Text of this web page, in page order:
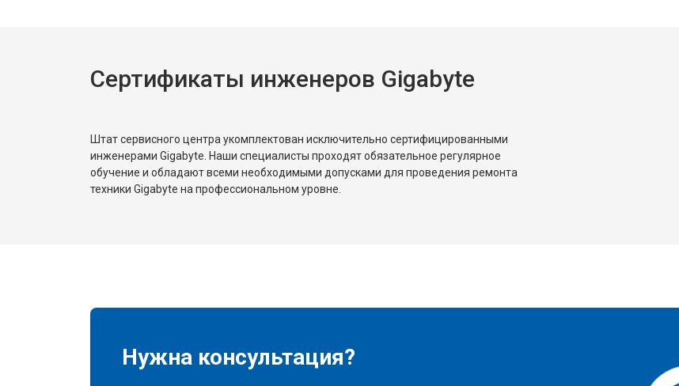
Сертификаты инженеров Gigabyte
Штат сервисного центра укомплектован исключительно сертифицированными
инженерами Gigabyte. Наши специалисты проходят обязательное регулярное
обучение и обладают всеми необходимыми допусками для проведения ремонта
техники Gigabyte на профессиональном уровне.
Нужна консультация?